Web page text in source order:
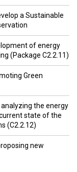
a Sustainable
of energy
(Package C2.2.11)
Green
the energy
state of the
(C2.2.12)
new